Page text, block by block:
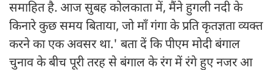
समाहित है. आज सुबह कोलकाता में, मैंने हुगली नदी के
किनारे कुछ समय बिताया, जो माँ गंगा के प्रति कृतज्ञता व्यक्त
करने का एक अवसर था.' बता दें कि पीएम मोदी बंगाल
चुनाव के बीच पूरी तरह से बंगाल के रंग में रंगे हुए नजर आ